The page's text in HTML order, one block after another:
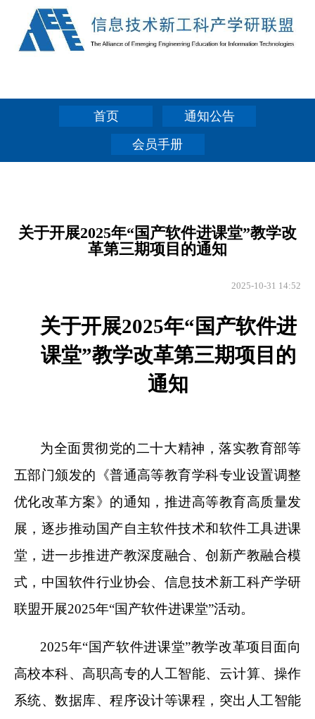
首页
通知公告
会员手册
关于开展2025年“国产软件进课堂”教学改
革第三期项目的通知
2025-10-31 14:52
关于开展2025年“国产软件进
课堂”教学改革第三期项目的
通知
为全面贯彻党的二十大精神，落实教育部等
五部门颁发的《普通高等教育学科专业设置调整
优化改革方案》的通知，推进高等教育高质量发
展，逐步推动国产自主软件技术和软件工具进课
堂，进一步推进产教深度融合、创新产教融合模
式，中国软件行业协会、信息技术新工科产学研
联盟开展2025年“国产软件进课堂”活动。
2025年“国产软件进课堂”教学改革项目面向
高校本科、高职高专的人工智能、云计算、操作
系统、数据库、程序设计等课程，突出人工智能